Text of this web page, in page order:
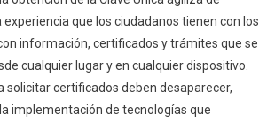
que los ciudadanos tienen con los
información, certificados y trámites que se
cualquier lugar y en cualquier dispositivo.
solicitar certificados deben desaparecer,
implementación de tecnologías que